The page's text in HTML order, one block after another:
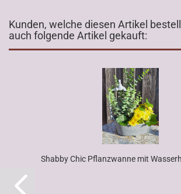
Kunden, welche diesen Artikel
auch folgende Artikel gekauft:
Shabby Chic Pflanzwanne mit